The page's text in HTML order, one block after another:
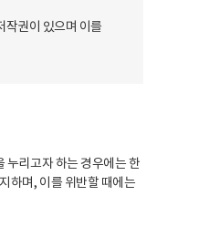
작권이 있으며 이를
누리고자 하는 경우에는 한
하며, 이를 위반할 때에는